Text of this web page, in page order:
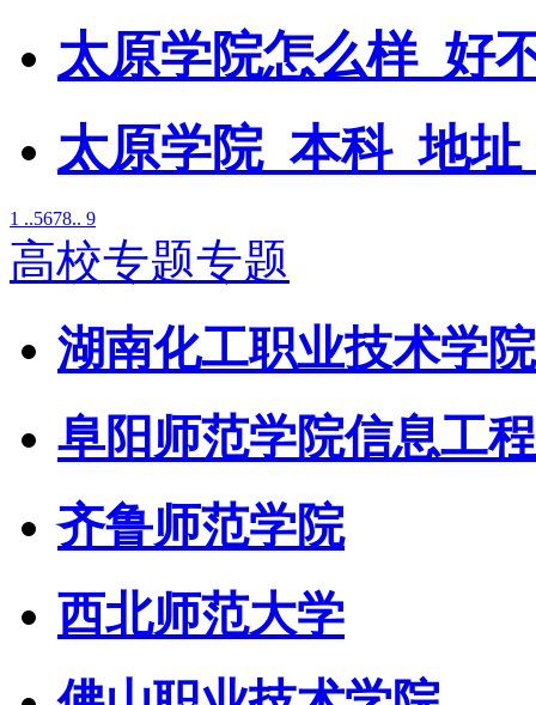
太原学院怎么样_好
太原学院_本科_地
1 ..5678.. 9
高校专题专题
湖南化工职业技术学院
阜阳师范学院信息工
齐鲁师范学院
西北师范大学